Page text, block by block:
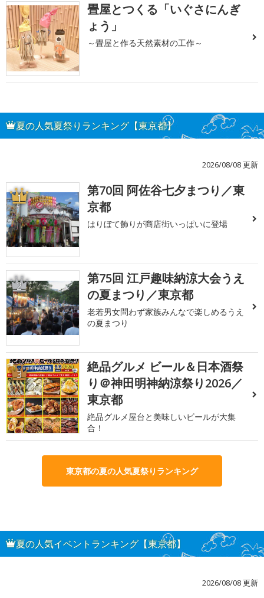
畳屋とつくる「いぐさにんぎ
ょう」
～畳屋と作る天然素材の工作～
夏の人気夏祭りランキング【東京都】
2026/08/08 更新
1
第70回 阿佐谷七夕まつり／東
京都
はりぼて飾りが商店街いっぱいに登場
2
第75回 江戸趣味納涼大会うえ
の夏まつり／東京都
老若男女問わず家族みんなで楽しめるうえ
の夏まつり
3
絶品グルメ ビール＆日本酒祭
り＠神田明神納涼祭り2026／
東京都
絶品グルメ屋台と美味しいビールが大集
合！
東京都の夏の人気夏祭りランキング
夏の人気イベントランキング【東京都】
2026/08/08 更新